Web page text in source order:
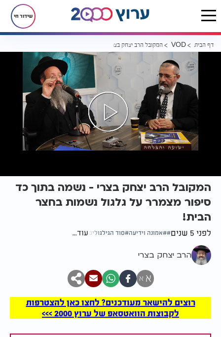
שידור חי
דף הבית VOD המקובל הרב יצחק בצרי - נשמה בתוך כד סיפור מצמרר על גלגול
המקובל הרב יצחק בצרי - נשמה בתוך כד
סיפור מצמרר על גלגול נשמות בחצר
הבית!
לפני 5 שנים אמונה וידיעה סוד הגילגולים עוד...
הרב יצחק בצרי
א א
רוצים להישאר מעודכנים? לחצו כאן להצטרפות
לקבוצות הוואטסאפ של ערוץ 2000 >>>